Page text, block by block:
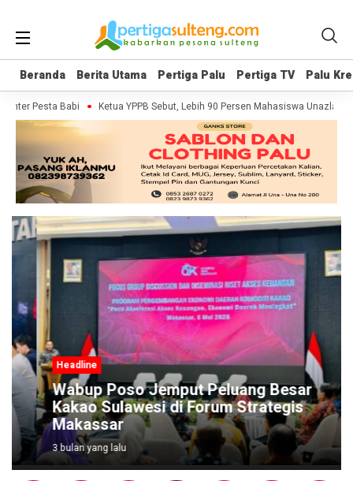
Beranda Berita Utama Pertiga Palu Pertiga TV Palu
Beranda Berita Utama Pertiga Palu Pertiga TV Palu
Pesta Babi Ketua YPPB Sebut, Lebih 90 Persen Mahasiswa Unazlam
Headline
Wabup Poso Jemput Peluang Besar
Kakao Sulawesi di Forum Strategis
Makassar
3 bulan yang lalu